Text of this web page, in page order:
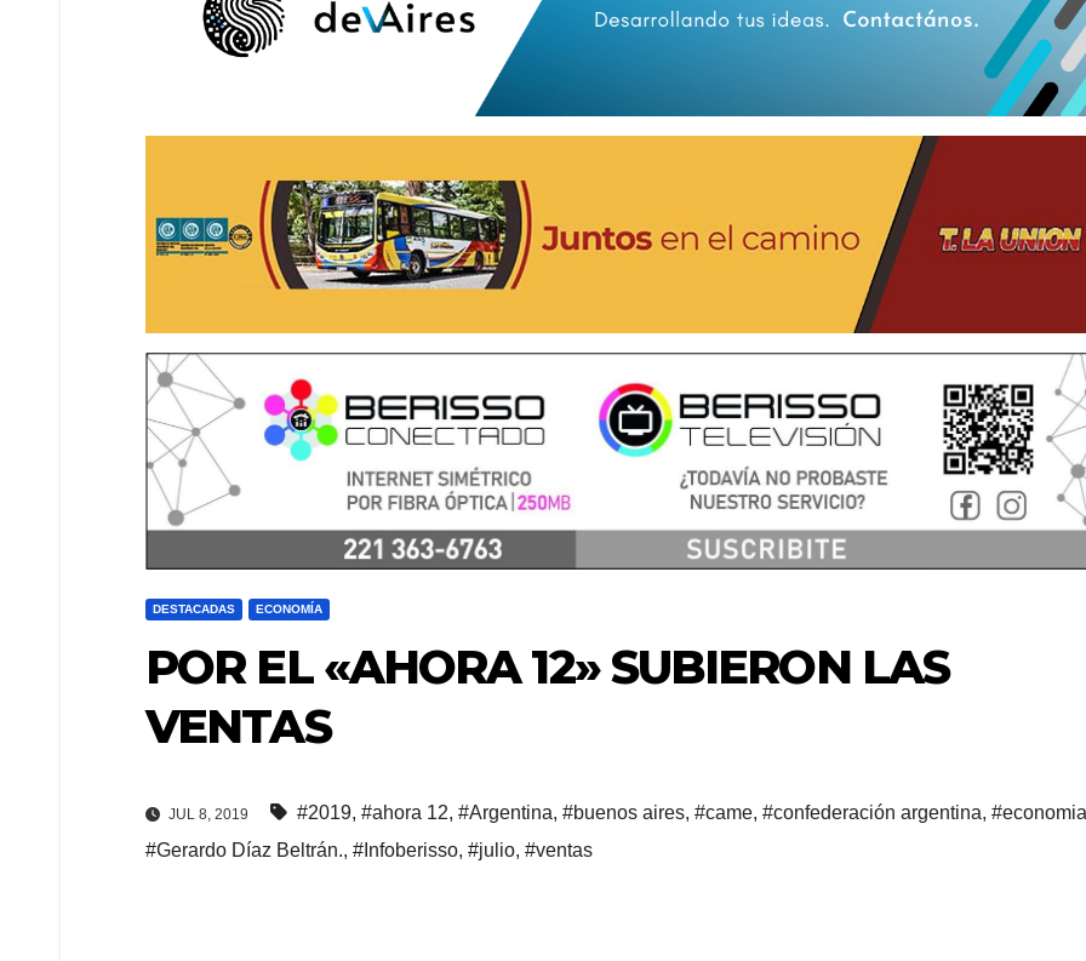
DESTACADAS ECONOMÍA
POR EL «AHORA 12» SUBIERON LAS
VENTAS
JUL 8, 2019 #2019, #ahora 12, #Argentina, #buenos aires, #came, #confederación argentina, #economia
#Gerardo Díaz Beltrán., #Infoberisso, #julio, #ventas